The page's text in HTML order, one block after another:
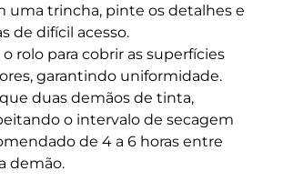
uma trincha, pinte os detalhes e
de difícil acesso.
o rolo para cobrir as superfícies
garantindo uniformidade.
duas demãos de tinta,
o intervalo de secagem
de 4 a 6 horas entre
demão.